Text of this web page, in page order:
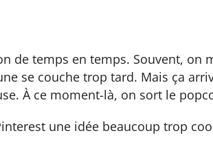
de temps en temps. Souvent, on
se couche trop tard. Mais ça
À ce moment-là, on sort le
une idée beaucoup trop